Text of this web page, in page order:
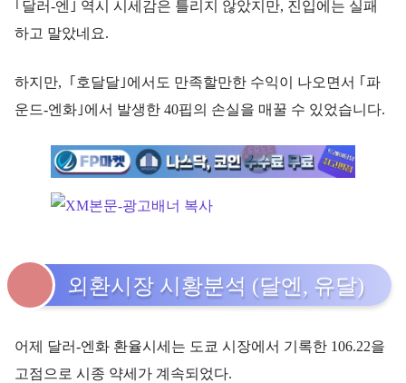
｢달러-엔｣ 역시 시세감은 틀리지 않았지만, 진입에는 실패
하고 말았네요.
하지만, ｢호달달｣에서도 만족할만한 수익이 나오면서 ｢파
운드-엔화｣에서 발생한 40핍의 손실을 매꿀 수 있었습니다.
외환시장 시황분석 (달엔, 유달)
어제 달러-엔화 환율시세는 도쿄 시장에서 기록한 106.22을
고점으로 시종 약세가 계속되었다.